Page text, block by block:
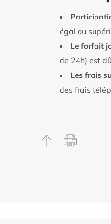
égal ou
Le forfait
de 24h) est
Les frais
des frais